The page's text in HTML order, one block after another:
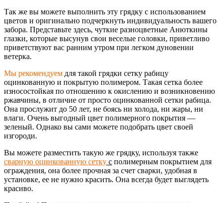
Так же вы можете выполнить эту грядку с использованием
цветов и оригинально подчеркнуть индивидуальность вашего
забора. Представьте здесь, чуткие разноцветные Анюткины
глазки, которые высунув свои веселые головки, приветливо
приветствуют вас ранним утром при легком дуновении
ветерка.
Мы рекомендуем для такой грядки сетку рабицу
оцинкованную и покрытую полимером. Такая сетка более
износостойкая по отношению к окислению и возникновению
ржавчины, в отличие от просто оцинкованной сетки рабица.
Она прослужит до 50 лет, не боясь ни холода, ни жары, ни
влаги. Очень выгодный цвет полимерного покрытия —
зеленый. Однако вы сами можете подобрать цвет своей
изгороди.
Вы можете разместить такую же грядку, используя также
сварную оцинкованную сетку с полимерным покрытием для
ограждения, она более прочная за счет сварки, удобная в
установке, ее не нужно красить. Она всегда будет выглядеть
красиво.